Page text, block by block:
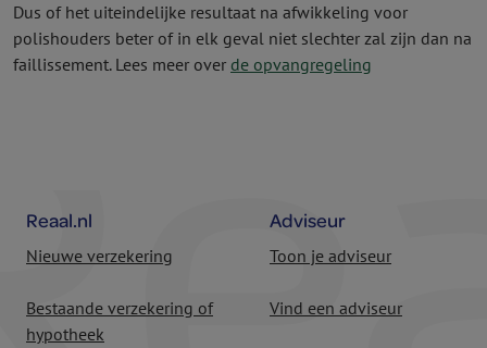
Dus of het uiteindelijke resultaat na afwikkeling voor
polishouders beter of in elk geval niet slechter zal zijn dan na
faillissement. Lees meer over de opvangregeling
Reaal.nl
Nieuwe verzekering
Bestaande verzekering of
hypotheek
Adviseur
Toon je adviseur
Vind een adviseur